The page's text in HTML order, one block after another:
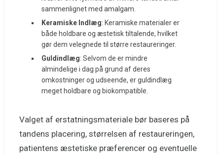
sammenlignet med amalgam.
Keramiske Indlæg: Keramiske materialer er
både holdbare og æstetisk tiltalende, hvilket
gør dem velegnede til større restaureringer.
Guldindlæg: Selvom de er mindre
almindelige i dag på grund af deres
omkostninger og udseende, er guldindlæg
meget holdbare og biokompatible.
Valget af erstatningsmateriale bør baseres på
tandens placering, størrelsen af restaureringen,
patientens æstetiske præferencer og eventuelle